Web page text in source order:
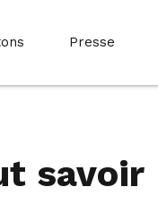
Presse
savoir